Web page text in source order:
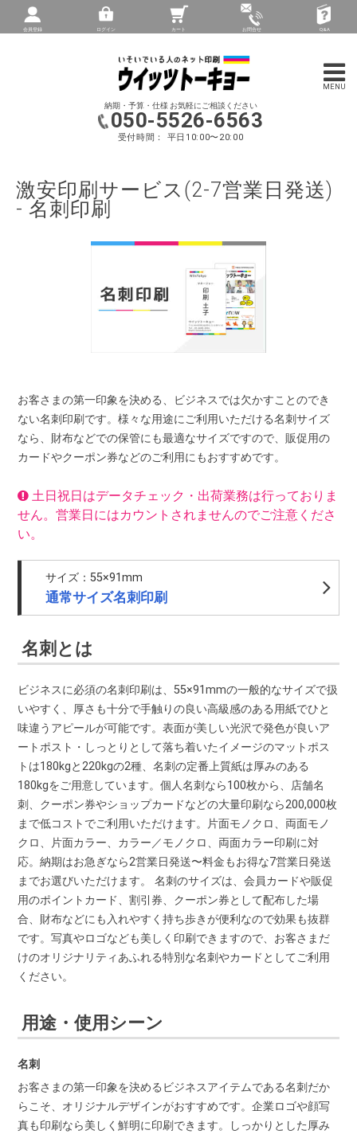
会員登録 ログイン カート お問合せ Q&A
納期・予算・仕様 お気軽にご相談ください
050-5526-6563
受付時間： 平日10:00〜20:00
激安印刷サービス(2-7営業日発送)
- 名刺印刷
お客さまの第一印象を決める、ビジネスでは欠かすことのでき
ない名刺印刷です。様々な用途にご利用いただける名刺サイズ
なら、財布などでの保管にも最適なサイズですので、販促用の
カードやクーポン券などのご利用にもおすすめです。
土日祝日はデータチェック・出荷業務は行っておりま
せん。営業日にはカウントされませんのでご注意くださ
い。
サイズ：55×91mm
通常サイズ名刺印刷
名刺とは
ビジネスに必須の名刺印刷は、55×91mmの一般的なサイズで扱
いやすく、厚さも十分で手触りの良い高級感のある用紙でひと
味違うアピールが可能です。表面が美しい光沢で発色が良いア
ートポスト・しっとりとして落ち着いたイメージのマットポス
トは180kgと220kgの2種、名刺の定番上質紙は厚みのある
180kgをご用意しています。個人名刺なら100枚から、店舗名
刺、クーポン券やショップカードなどの大量印刷なら200,000枚
まで低コストでご利用いただけます。片面モノクロ、両面モノ
クロ、片面カラー、カラー／モノクロ、両面カラー印刷に対
応。納期はお急ぎなら2営業日発送〜料金もお得な7営業日発送
までお選びいただけます。 名刺のサイズは、会員カードや販促
用のポイントカード、割引券、クーポン券として配布した場
合、財布などにも入れやすく持ち歩きが便利なので効果も抜群
です。写真やロゴなども美しく印刷できますので、お客さまだ
けのオリジナリティあふれる特別な名刺やカードとしてご利用
ください。
用途・使用シーン
名刺
お客さまの第一印象を決めるビジネスアイテムである名刺だか
らこそ、オリジナルデザインがおすすめです。企業ロゴや顔写
真も印刷なら美しく鮮明に印刷できます。しっかりとした厚み